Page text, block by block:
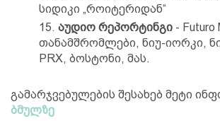
სიდიკი „როიტერიდან“
აუდიო რეპორტინგი - Futuro
თანამშრომლები, ნიუ-იორკი,
PRX, ბოსტონი, მას.
გამარჯვებულების შესახებ მეტი
ბმულზე